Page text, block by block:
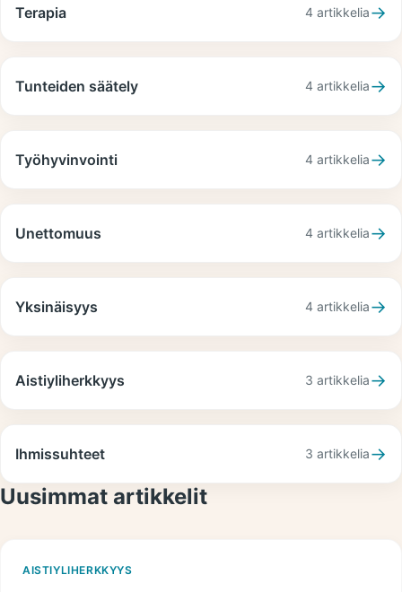
Terapia 4 artikkelia→
Tunteiden säätely 4 artikkelia→
Työhyvinvointi 4 artikkelia→
Unettomuus 4 artikkelia→
Yksinäisyys 4 artikkelia→
Aistiyliherkkyys 3 artikkelia→
Ihmissuhteet 3 artikkelia→
Uusimmat artikkelit
AISTIYLIHERKKYYS